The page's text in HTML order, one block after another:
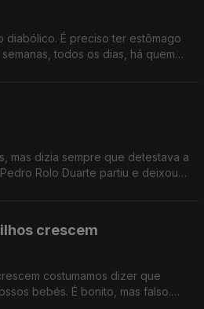
diabólico. É preciso ter estômago
todos os dias, há quem
mas dizia sempre que detestava a
Rolo Duarte partiu e deixou
crescem
costumamos dizer que
bebés. É bonito, mas falso.